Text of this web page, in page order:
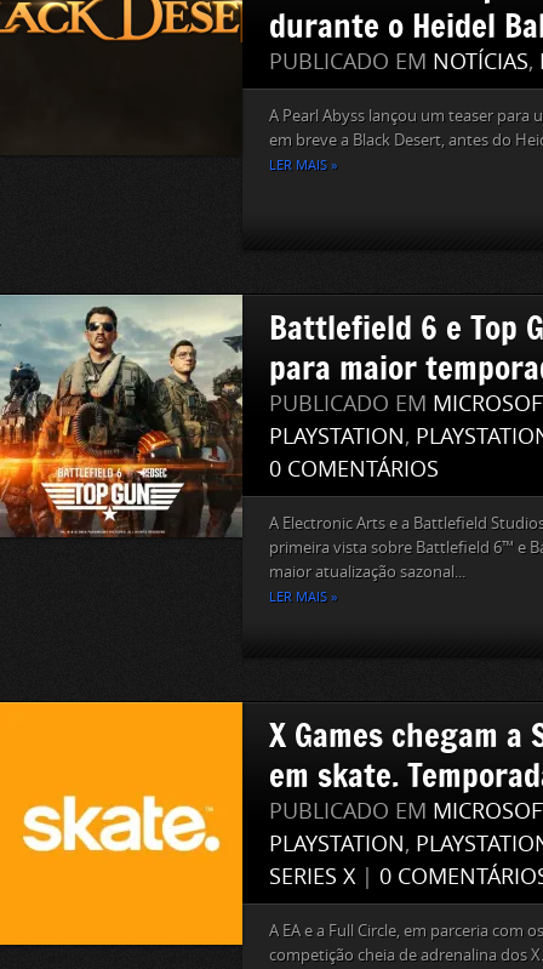
durante o Heidel
PUBLICADO EM NOTÍCIAS,
A Pearl Abyss lançou um teaser para
em breve a Black Desert, antes do
LER MAIS »
Battlefield 6 e Top
para maior
PUBLICADO EM
PLAYSTATION,
0 COMENTÁRIOS
A Electronic Arts e a Battlefield
primeira vista sobre Battlefield 6™ e
maior atualização sazonal...
LER MAIS »
X Games chegam a
em skate.
PUBLICADO EM
PLAYSTATION,
SERIES X
0
A EA e a Full Circle, em parceria com
competição cheia de adrenalina dos